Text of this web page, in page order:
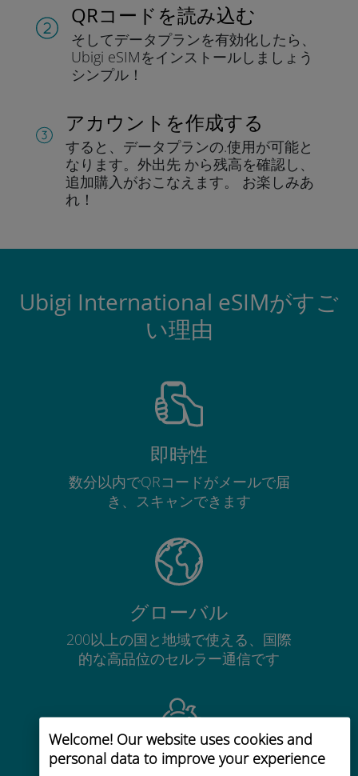
Welcome! Our website uses cookies and
personal data to improve your experience
QRコードを読み込む
そしてデータプランを有効化したら、
Ubigi eSIMをインストールしま しょう
シンプル！
アカウントを作成する
すると、データプランの.使用が可能と
なります。 外出先 から残高を確認し、
追加購入がおこなえます。
お楽しみあ
れ！
Ubigi International eSIMがすご
い理由
即時性
数分以内でQRコードがメールで届
き、スキャンできます
グローバル
200以上の国と地域で使える、国際
的な高品位のセルラー通信です
コストパフォーマンス